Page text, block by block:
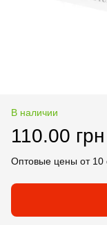
В наличии
110.00 грн
Оптовые цены от 10